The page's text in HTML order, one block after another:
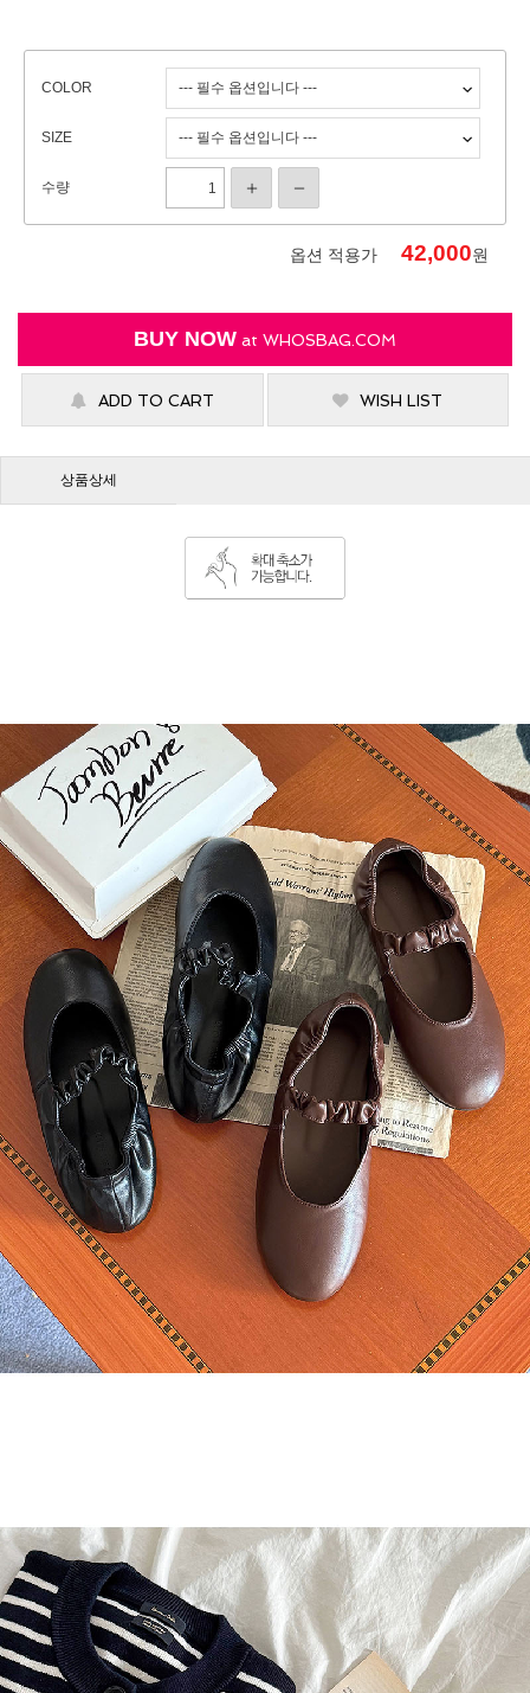
COLOR
SIZE
수량
옵션 적용가 42,000원
BUY NOW at WHOSBAG.COM
ADD TO CART WISH LIST
상품상세